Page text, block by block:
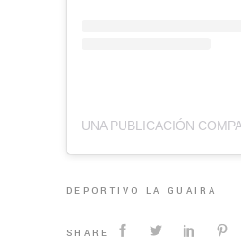
DEPORTIVO LA GUAIRA
SHARE